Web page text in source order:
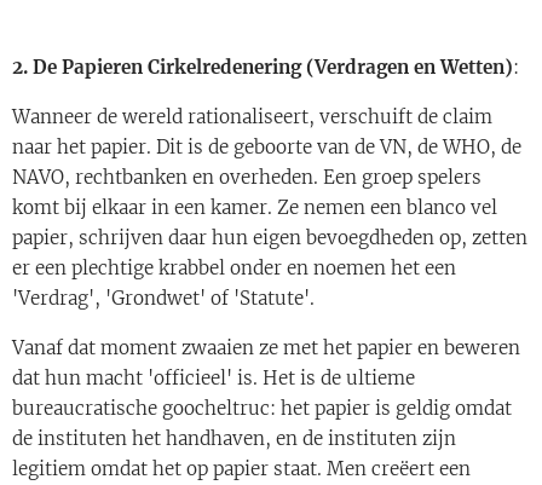
2. De Papieren Cirkelredenering (Verdragen en Wetten):
Wanneer de wereld rationaliseert, verschuift de claim
naar het papier. Dit is de geboorte van de VN, de WHO, de
NAVO, rechtbanken en overheden. Een groep spelers
komt bij elkaar in een kamer. Ze nemen een blanco vel
papier, schrijven daar hun eigen bevoegdheden op, zetten
er een plechtige krabbel onder en noemen het een
'Verdrag', 'Grondwet' of 'Statute'.
Vanaf dat moment zwaaien ze met het papier en beweren
dat hun macht 'officieel' is. Het is de ultieme
bureaucratische goocheltruc: het papier is geldig omdat
de instituten het handhaven, en de instituten zijn
legitiem omdat het op papier staat. Men creëert een